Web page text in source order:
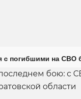
с погибшими на СВО